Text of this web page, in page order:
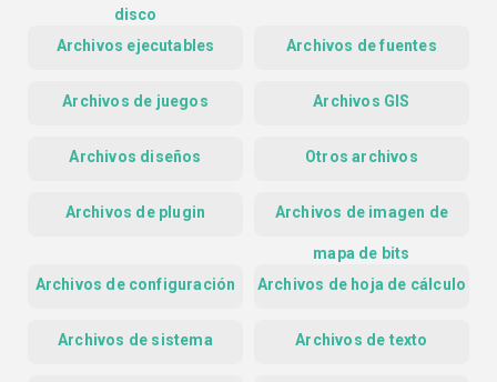
disco
Archivos ejecutables Archivos de fuentes
Archivos de juegos Archivos GIS
Archivos diseños Otros archivos
Archivos de plugin Archivos de imagen de
mapa de bits
Archivos de configuración
Archivos de hoja de cálculo
Archivos de sistema Archivos de texto